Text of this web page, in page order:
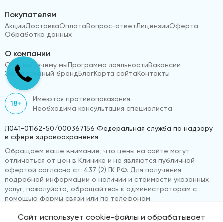
Покупателям
АкцииДоставкаОплатаВопрос-ответЛицензииОферта
Обработка данных
О компании
Отзывы Почему мыПрограмма лояльностиВакансии
Эксклюзивный брендБлогКарта сайтаКонтакты
18+
Имеются противопоказания.
Необходима консультация специалиста
Л041-01162-50/000367156 Федеральная служба по надзору
в сфере здравоохранения
Обращаем ваше внимание, что цены на сайте могут
отличаться от цен в Клинике и не являются публичной
офертой согласно ст. 437 (2) ГК РФ. Для получения
подробной информации о наличии и стоимости указанных
услуг, пожалуйста, обращайтесь к администраторам с
помощью формы связи или по телефонам.
Сайт использует cookie-файлы и обрабатывает